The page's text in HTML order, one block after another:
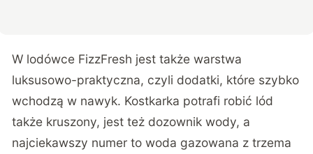
W lodówce FizzFresh jest także warstwa
luksusowo-praktyczna, czyli dodatki, które szybko
wchodzą w nawyk. Kostkarka potrafi robić lód
także kruszony, jest też dozownik wody, a
najciekawszy numer to woda gazowana z trzema